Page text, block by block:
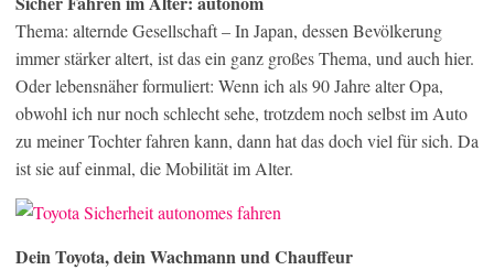
Thema: alternde Gesellschaft – In Japan, dessen Bevölkerung
immer stärker altert, ist das ein ganz großes Thema, und auch hier.
Oder lebensnäher formuliert: Wenn ich als 90 Jahre alter Opa,
obwohl ich nur noch schlecht sehe, trotzdem noch selbst im Auto
zu meiner Tochter fahren kann, dann hat das doch viel für sich. Da
ist sie auf einmal, die Mobilität im Alter.
Dein Toyota, dein Wachmann und Chauffeur